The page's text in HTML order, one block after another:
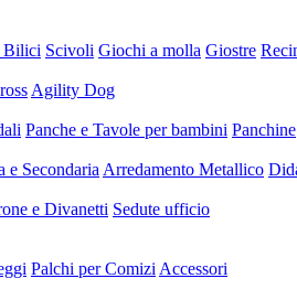
Bilici Scivoli Giochi a molla Giostre
Agility Dog
Panche e Tavole per bambini Panchine
e Secondaria Arredamento Metallico
e Divanetti Sedute ufficio
Palchi per Comizi Accessori